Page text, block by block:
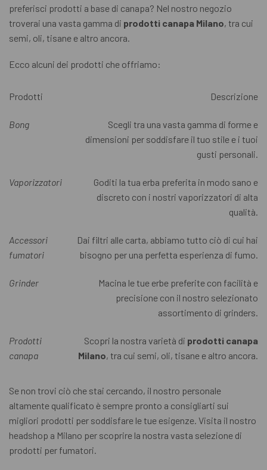
preferisci prodotti a base di canapa? Nel nostro negozio
troverai una vasta gamma di prodotti canapa Milano, tra cui
semi, oli, tisane e altro ancora.
Ecco alcuni dei prodotti che offriamo:
Prodotti Descrizione
Bong
Scegli tra una vasta gamma di forme e
dimensioni per soddisfare il tuo stile e i tuoi
gusti personali.
Vaporizzatori
Goditi la tua erba preferita in modo sano e
discreto con i nostri vaporizzatori di alta
qualità.
Accessori
fumatori
Dai filtri alle carta, abbiamo tutto ciò di cui hai
bisogno per una perfetta esperienza di fumo.
Grinder
Macina le tue erbe preferite con facilità e
precisione con il nostro selezionato
assortimento di grinders.
Prodotti
canapa
Scopri la nostra varietà di prodotti canapa
Milano, tra cui semi, oli, tisane e altro ancora.
Se non trovi ciò che stai cercando, il nostro personale
altamente qualificato è sempre pronto a consigliarti sui
migliori prodotti per soddisfare le tue esigenze. Visita il nostro
headshop a Milano per scoprire la nostra vasta selezione di
prodotti per fumatori.